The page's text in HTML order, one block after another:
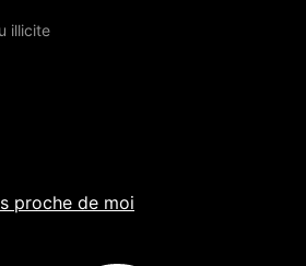
illicite
proche de moi